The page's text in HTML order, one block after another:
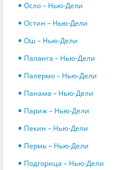
Осло – Нью-Дели
Остин – Нью-Дели
Ош – Нью-Дели
Паланга – Нью-Дели
Палермо – Нью-Дели
Панама – Нью-Дели
Париж – Нью-Дели
Пекин – Нью-Дели
Пермь – Нью-Дели
Подгорица – Нью-Дели